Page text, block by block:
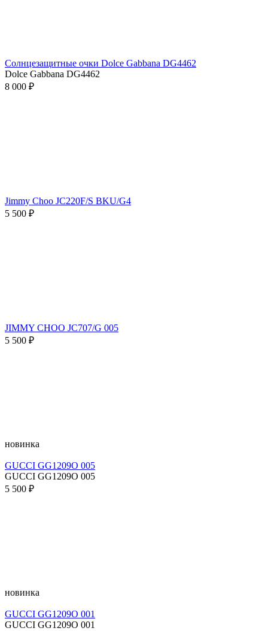
Солнцезащитные очки Dolce Gabbana DG4462
Dolce Gabbana DG4462
8 000 ₽
Jimmy Choo JC220F/S BKU/G4
5 500 ₽
JIMMY CHOO JC707/G 005
5 500 ₽
новинка
GUCCI GG1209O 005
GUCCI GG1209O 005
5 500 ₽
новинка
GUCCI GG1209O 001
GUCCI GG1209O 001